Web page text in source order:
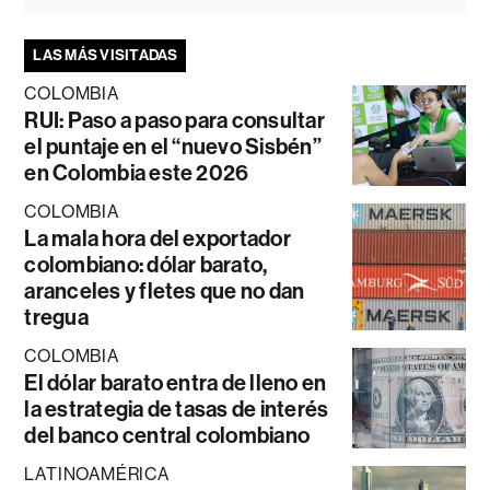
LAS MÁS VISITADAS
COLOMBIA
RUI: Paso a paso para consultar
el puntaje en el “nuevo Sisbén”
en Colombia este 2026
COLOMBIA
La mala hora del exportador
colombiano: dólar barato,
aranceles y fletes que no dan
tregua
COLOMBIA
El dólar barato entra de lleno en
la estrategia de tasas de interés
del banco central colombiano
LATINOAMÉRICA